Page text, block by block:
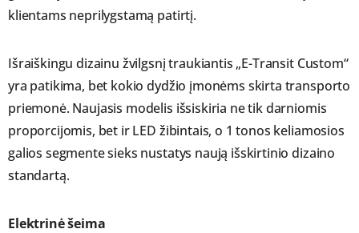
klientams neprilygstamą patirtį.
Išraiškingu dizainu žvilgsnį traukiantis „E-Transit Custom“
yra patikima, bet kokio dydžio įmonėms skirta transporto
priemonė. Naujasis modelis išsiskiria ne tik darniomis
proporcijomis, bet ir LED žibintais, o 1 tonos keliamosios
galios segmente sieks nustatys naują išskirtinio dizaino
standartą.
Elektrinė šeima